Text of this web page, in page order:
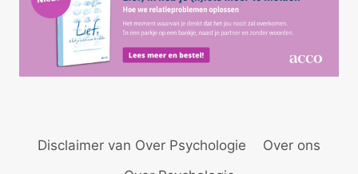
Disclaimer van Over Psychologie
Over ons